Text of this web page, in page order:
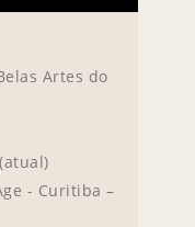
Artes do
- Curitiba –